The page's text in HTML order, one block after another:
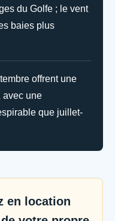
du Golfe ; le vent
baies plus
offrent une
avec une
que juillet-
en location